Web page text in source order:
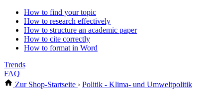
How to find your topic
How to research effectively
How to structure an academic paper
How to cite correctly
How to format in Word
Trends
FAQ
Zur Shop-Startseite › Politik - Klima- und Umweltpolitik